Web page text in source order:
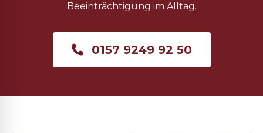
Beeinträchtigung im Alltag.
0157 9249 92 50